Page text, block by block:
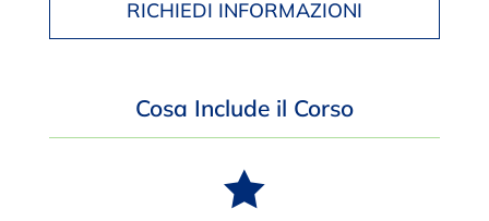
RICHIEDI INFORMAZIONI
Cosa Include il Corso
